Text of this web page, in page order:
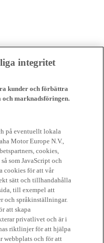
integritet
kunder och förbättra
och marknadsföringen.
på eventuellt lokala
Motor Europe N.V.,
cookies,
som JavaScript och
cookies för att vår
sätt och tillhandahålla
till exempel att
och språkinställningar.
att skapa
privatlivet och är i
riktlinjer för att hjälpa
webbplats och för att